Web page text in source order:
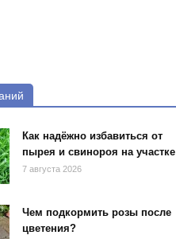
Как надёжно избавиться от
пырея и свинороя на участке
7 августа 2026
Чем подкормить розы после
цветения?